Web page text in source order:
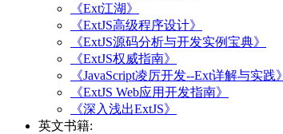
《Ext江湖》
《ExtJS高级程序设计》
《ExtJS源码分析与开发实例宝典》
《ExtJS权威指南》
《JavaScript凌厉开发--Ext详解与实践》
《ExtJS Web应用开发指南》
《深入浅出ExtJS》
英文书籍: